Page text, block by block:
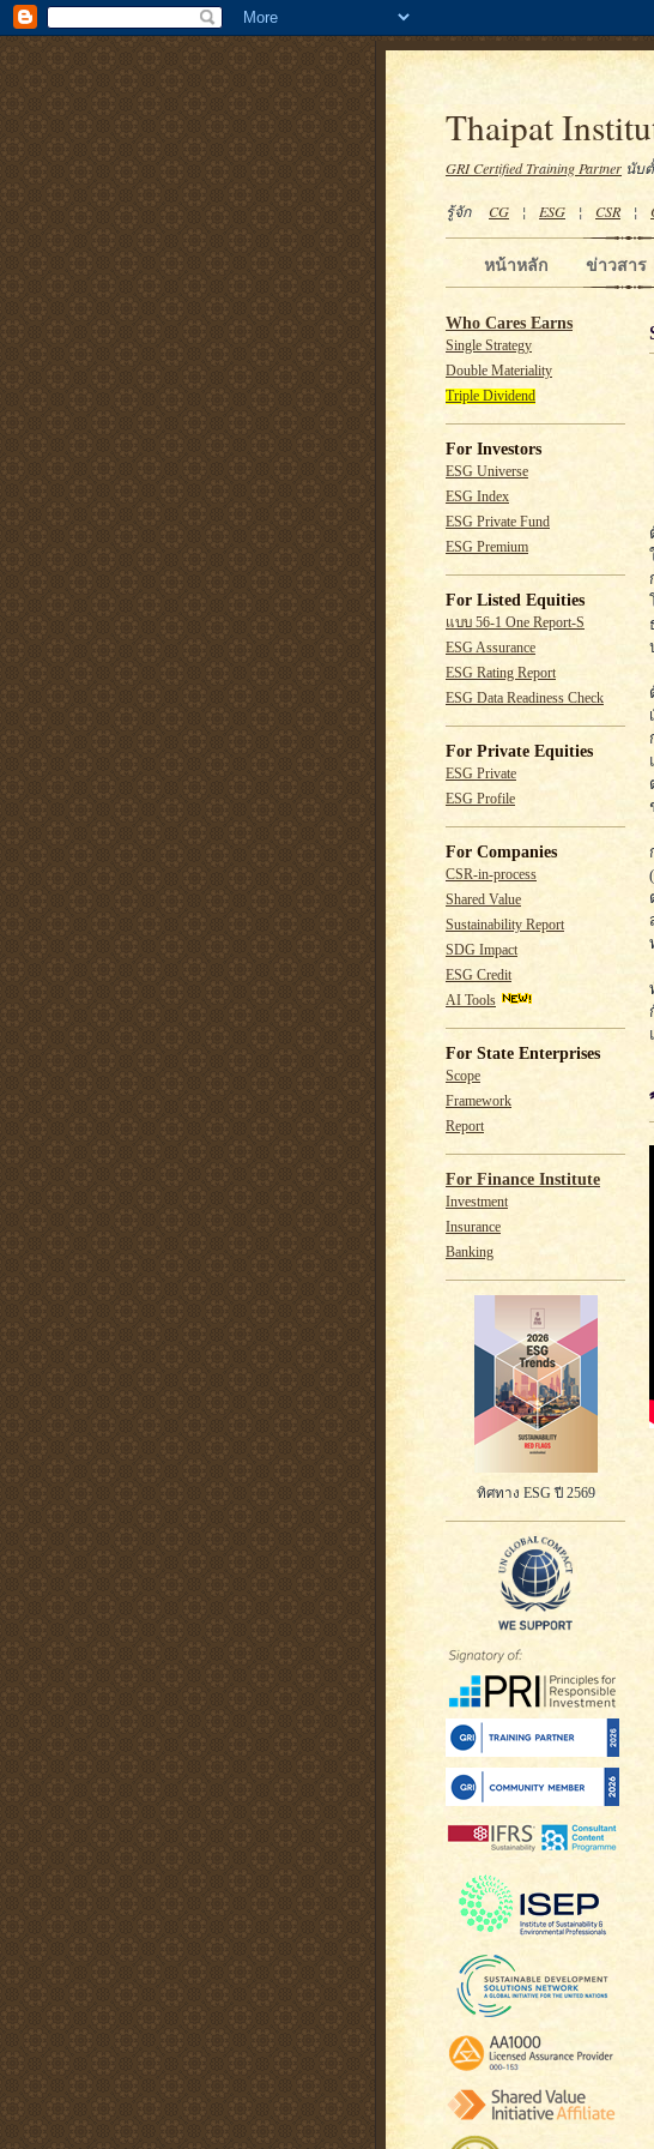
Thaipat
GRI Certified Training Partner นับ
รู้จัก CG ¦ ESG ¦ CSR¦
ข่าวสาร
หน้าหลัก
Who Cares Earns
Single Strategy
Double Materiality
Triple Dividend
For Investors
ESG Universe
ESG Index
ESG Private Fund
ESG Premium
For Listed Equities
แบบ 56-1 One Report-S
ESG Assurance
ESG Rating Report
ESG Data Readiness Check
For Private Equities
ESG Private
ESG Profile
For Companies
CSR-in-process
Shared Value
Sustainability Report
SDG Impact
ESG Credit
AI Tools
For State Enterprises
Scope
Framework
Report
For Finance Institute
Investment
Insurance
Banking
ทิศทาง ESG ปี 2569